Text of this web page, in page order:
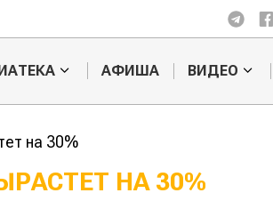
АФИША ВИДЕО
на 30%
НА 30%